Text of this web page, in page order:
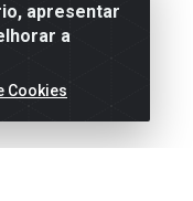
apresentar
a
Cookies